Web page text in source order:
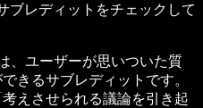
ブレディットをチェックして
、ユーザーが思いついた質
きるサブレディットです。
えさせられる議論を引き起